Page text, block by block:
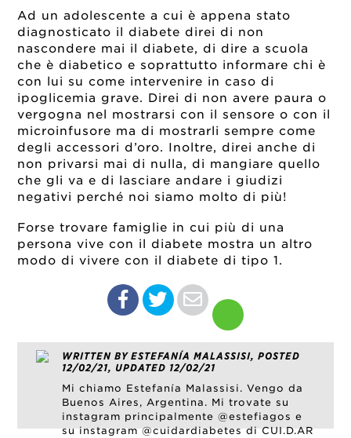
Ad un adolescente a cui è appena stato
diagnosticato il diabete direi di non
nascondere mai il diabete, di dire a scuola
che è diabetico e soprattutto informare chi è
con lui su come intervenire in caso di
ipoglicemia grave. Direi di non avere paura o
vergogna nel mostrarsi con il sensore o con il
microinfusore ma di mostrarli sempre come
degli accessori d’oro. Inoltre, direi anche di
non privarsi mai di nulla, di mangiare quello
che gli va e di lasciare andare i giudizi
negativi perché noi siamo molto di più!
Forse trovare famiglie in cui più di una
persona vive con il diabete mostra un altro
modo di vivere con il diabete di tipo 1.
WRITTEN BY ESTEFANÍA MALASSISI, POSTED
12/02/21, UPDATED 12/02/21
Mi chiamo Estefanía Malassisi. Vengo da
Buenos Aires, Argentina. Mi trovate su
instagram principalmente @estefiagos e
su instagram @cuidardiabetes di CUI.D.AR